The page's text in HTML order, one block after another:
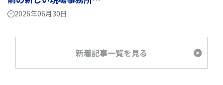
ひと足先にのぞいてみた
2026年06月30日
新着記事一覧を見る